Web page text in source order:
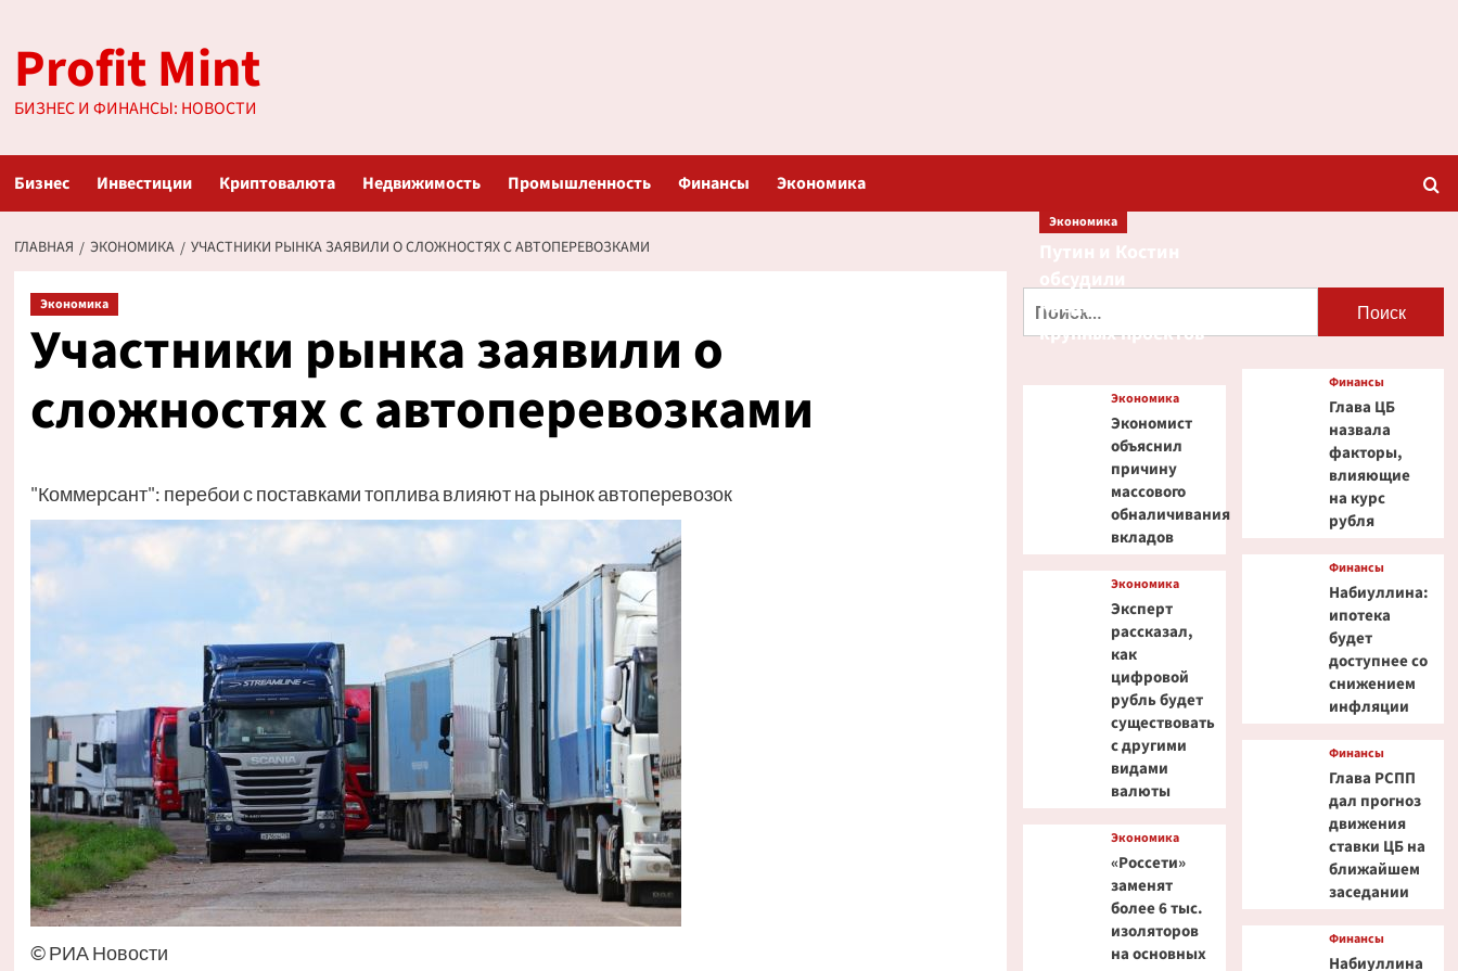
содержимому
Profit Mint
БИЗНЕС И ФИНАНСЫ: НОВОСТИ
Бизнес Инвестиции Криптовалюта Недвижимость Промышленность Финансы Экономика
ГЛАВНАЯ ЭКОНОМИКА УЧАСТНИКИ РЫНКА ЗАЯВИЛИ О СЛОЖНОСТЯХ С АВТОПЕРЕВОЗКАМИ
Экономика
Участники рынка заявили о
сложностях с автоперевозками
"Коммерсант": перебои с поставками топлива влияют на рынок автоперевозок
© РИА Новости
Экономика
кредитование
крупных проектов
Экономика
Экономист
объяснил
причину
массового
обналичивания
вкладов
Экономика
Эксперт
рассказал,
как
цифровой
рубль будет
существовать
с другими
видами
валюты
Экономика
«Россети»
заменят
более 6 тыс.
изоляторов
на основных
Финансы
Глава ЦБ
назвала
факторы,
влияющие
на курс
рубля
Финансы
Набиуллина:
ипотека
будет
доступнее со
снижением
инфляции
Финансы
Глава РСПП
дал прогноз
движения
ставки ЦБ на
ближайшем
заседании
Финансы
Набиуллина